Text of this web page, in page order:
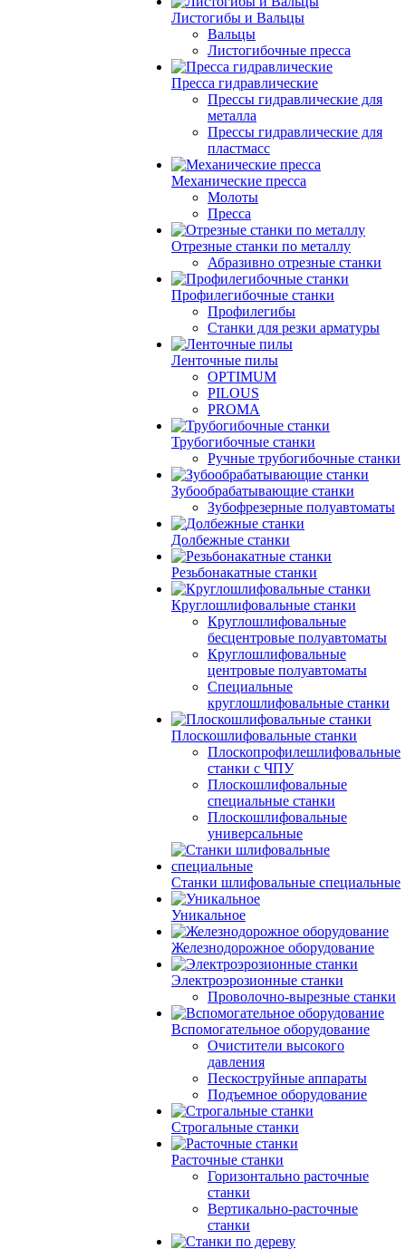
Листогибы и Вальцы
Вальцы
Листогибочные пресса
Пресса гидравлические
Прессы гидравлические для
металла
Прессы гидравлические для
пластмасс
Механические пресса
Молоты
Пресса
Отрезные станки по металлу
Абразивно отрезные станки
Профилегибочные станки
Профилегибы
Станки для резки арматуры
Ленточные пилы
OPTIMUM
PILOUS
PROMA
Трубогибочные станки
Ручные трубогибочные станки
Зубообрабатывающие станки
Зубофрезерные полуавтоматы
Долбежные станки
Резьбонакатные станки
Круглошлифовальные станки
Круглошлифовальные
бесцентровые полуавтоматы
Круглошлифовальные
центровые полуавтоматы
Специальные
круглошлифовальные станки
Плоскошлифовальные станки
Плоскопрофилешлифовальные
станки с ЧПУ
Плоскошлифовальные
специальные станки
Плоскошлифовальные
универсальные
Станки шлифовальные специальные
Уникальное
Железнодорожное оборудование
Электроэрозионные станки
Проволочно-вырезные станки
Вспомогательное оборудование
Очистители высокого
давления
Пескоструйные аппараты
Подъемное оборудование
Строгальные станки
Расточные станки
Горизонтально расточные
станки
Вертикально-расточные
станки